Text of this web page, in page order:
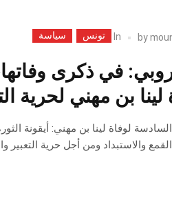
by
In تونس سياسة
في ذكرى
لوفاة لينا بن مهني: أيقونة
والاستبداد ومن أجل حرية التعبير